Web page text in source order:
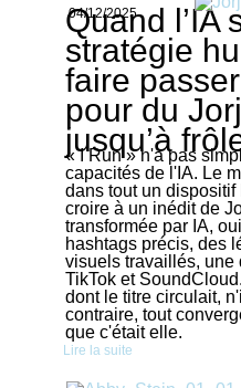
04/12/2025
Quand l’IA
stratégie
faire
pour du
jusqu’à
« I Run » n'a pas
capacités de l'IA. Le
dans tout un
croire à un inédit de
transformée par IA,
hashtags précis, des
visuels travaillés, une
TikTok et
dont le titre circulait,
contraire, tout
que c'était elle.
Lire la suite